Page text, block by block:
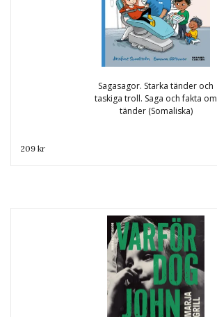
Sagasagor. Starka tänder och
taskiga troll. Saga och fakta om
tänder (Somaliska)
209 kr